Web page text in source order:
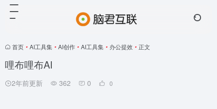
首页 • AI工具集 • AI创作 • AI工具集 • 办公提效 • 正文
哩布哩布AI
2年前更新 362 0 0